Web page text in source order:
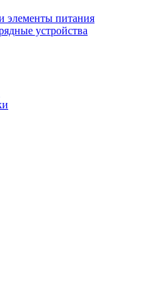
элементы питания
устройства